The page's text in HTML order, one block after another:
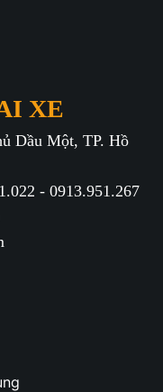
XE
Dầu Một, TP. Hồ
- 0913.951.267